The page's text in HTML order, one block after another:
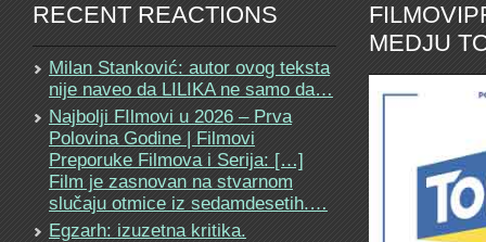
RECENT REACTIONS
Milan Stanković: autor ovog teksta
nije naveo da LILIKA ne samo da…
Najbolji FIlmovi u 2026 – Prva
Polovina Godine | Filmovi
Preporuke Filmova i Serija: […]
Film je zasnovan na stvarnom
slučaju otmice iz sedamdesetih.…
Egzarh: izuzetna kritika.
MEDJU